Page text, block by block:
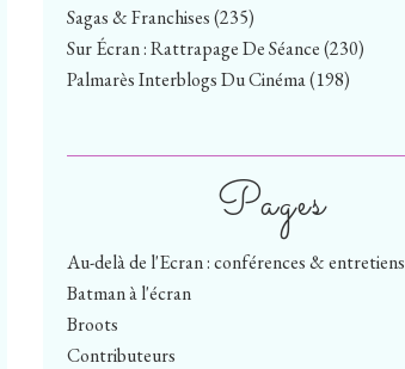
Sagas & Franchises(235)
Sur Écran : Rattrapage De Séance(230)
Palmarès Interblogs Du Cinéma(198)
Pages
Au-delà de l'Ecran : conférences & entretiens
Batman à l'écran
Broots
Contributeurs